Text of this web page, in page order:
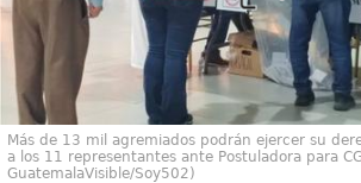
Más de 13 mil agremiados podrán ejercer su
a los 11 representantes ante Postuladora para
GuatemalaVisible/Soy502)